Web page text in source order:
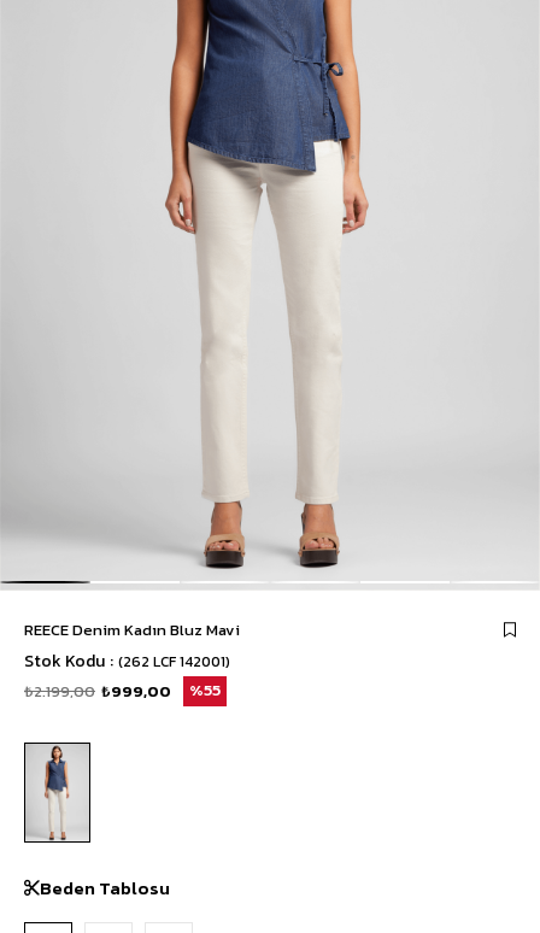
REECE Denim Kadın Bluz Mavi
Stok Kodu (262 LCF 142001)
₺2.199,00 ₺999,00 55
Beden Tablosu